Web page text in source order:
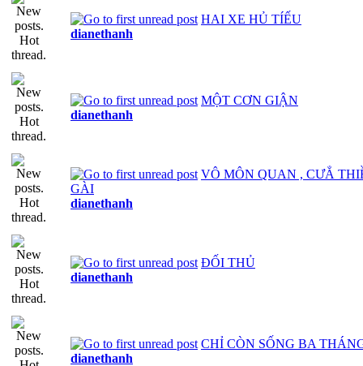
HAI XE HỦ TÍẾU
dianethanh
MỘT CƠN GIẬN
dianethanh
VÔ MÔN QUAN , CƯẲ
GÀI
dianethanh
ĐỐI THỦ
dianethanh
CHỈ CÒN SỐNG BA
dianethanh